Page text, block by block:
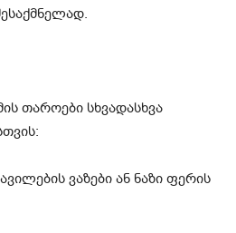
თაროები სხვადასხვა
ვაზები ან ნაზი ფერის